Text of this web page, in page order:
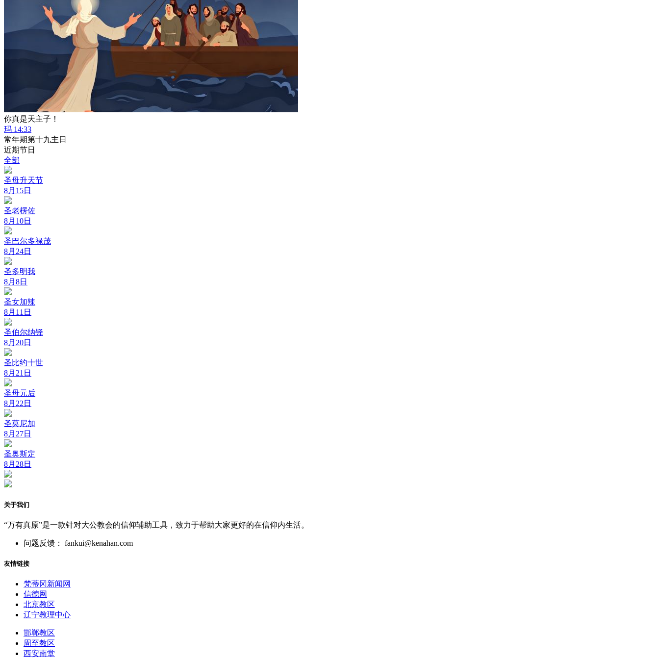
你真是天主子！
玛 14:33
常年期第十九主日
近期节日
全部
圣母升天节
8月15日
圣老楞佐
8月10日
圣巴尔多禄茂
8月24日
圣多明我
8月8日
圣女加辣
8月11日
圣伯尔纳铎
8月20日
圣比约十世
8月21日
圣母元后
8月22日
圣莫尼加
8月27日
圣奥斯定
8月28日
关于我们
“万有真原”是一款针对大公教会的信仰辅助工具，致力于帮助大家更好的在信仰内生活。
问题反馈： fankui@kenahan.com
友情链接
梵蒂冈新闻网
信德网
北京教区
辽宁教理中心
邯郸教区
周至教区
西安南堂